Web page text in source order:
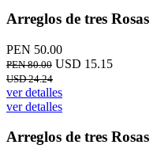
Arreglos de tres Rosas
PEN 50.00
PEN 80.00 USD 15.15
USD 24.24
ver detalles
ver detalles
Arreglos de tres Rosas